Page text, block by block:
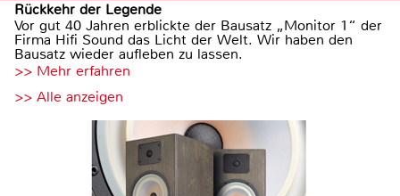
Rückkehr der Legende
Vor gut 40 Jahren erblickte der Bausatz „Monitor 1“ der
Firma Hifi Sound das Licht der Welt. Wir haben den
Bausatz wieder aufleben zu lassen.
>> Mehr erfahren
>> Alle anzeigen